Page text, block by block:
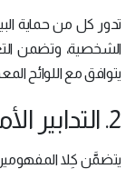
تدور كل من حماية
الشخصية، وتضمن
يتوافق مع اللوائح
2. التدابير الأمنية
يتضمَّن كِلا المفهومين